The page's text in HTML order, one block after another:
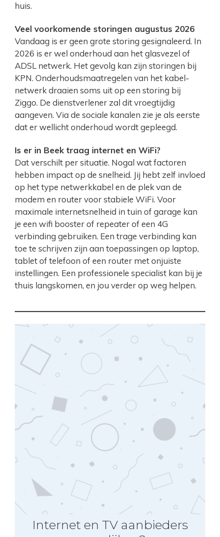
huis.
Veel voorkomende storingen augustus 2026
Vandaag is er geen grote storing gesignaleerd. In
2026 is er wel onderhoud aan het glasvezel of
ADSL netwerk. Het gevolg kan zijn storingen bij
KPN. Onderhoudsmaatregelen van het kabel-
netwerk draaien soms uit op een storing bij
Ziggo. De dienstverlener zal dit vroegtijdig
aangeven. Via de sociale kanalen zie je als eerste
dat er wellicht onderhoud wordt gepleegd.
Is er in Beek traag internet en WiFi?
Dat verschilt per situatie. Nogal wat factoren
hebben impact op de snelheid. Jij hebt zelf invloed
op het type netwerkkabel en de plek van de
modem en router voor stabiele WiFi. Voor
maximale internetsnelheid in tuin of garage kan
je een wifi booster of repeater of een 4G
verbinding gebruiken. Een trage verbinding kan
toe te schrijven zijn aan toepassingen op laptop,
tablet of telefoon of een router met onjuiste
instellingen. Een professionele specialist kan bij je
thuis langskomen, en jou verder op weg helpen.
Internet en TV aanbieders